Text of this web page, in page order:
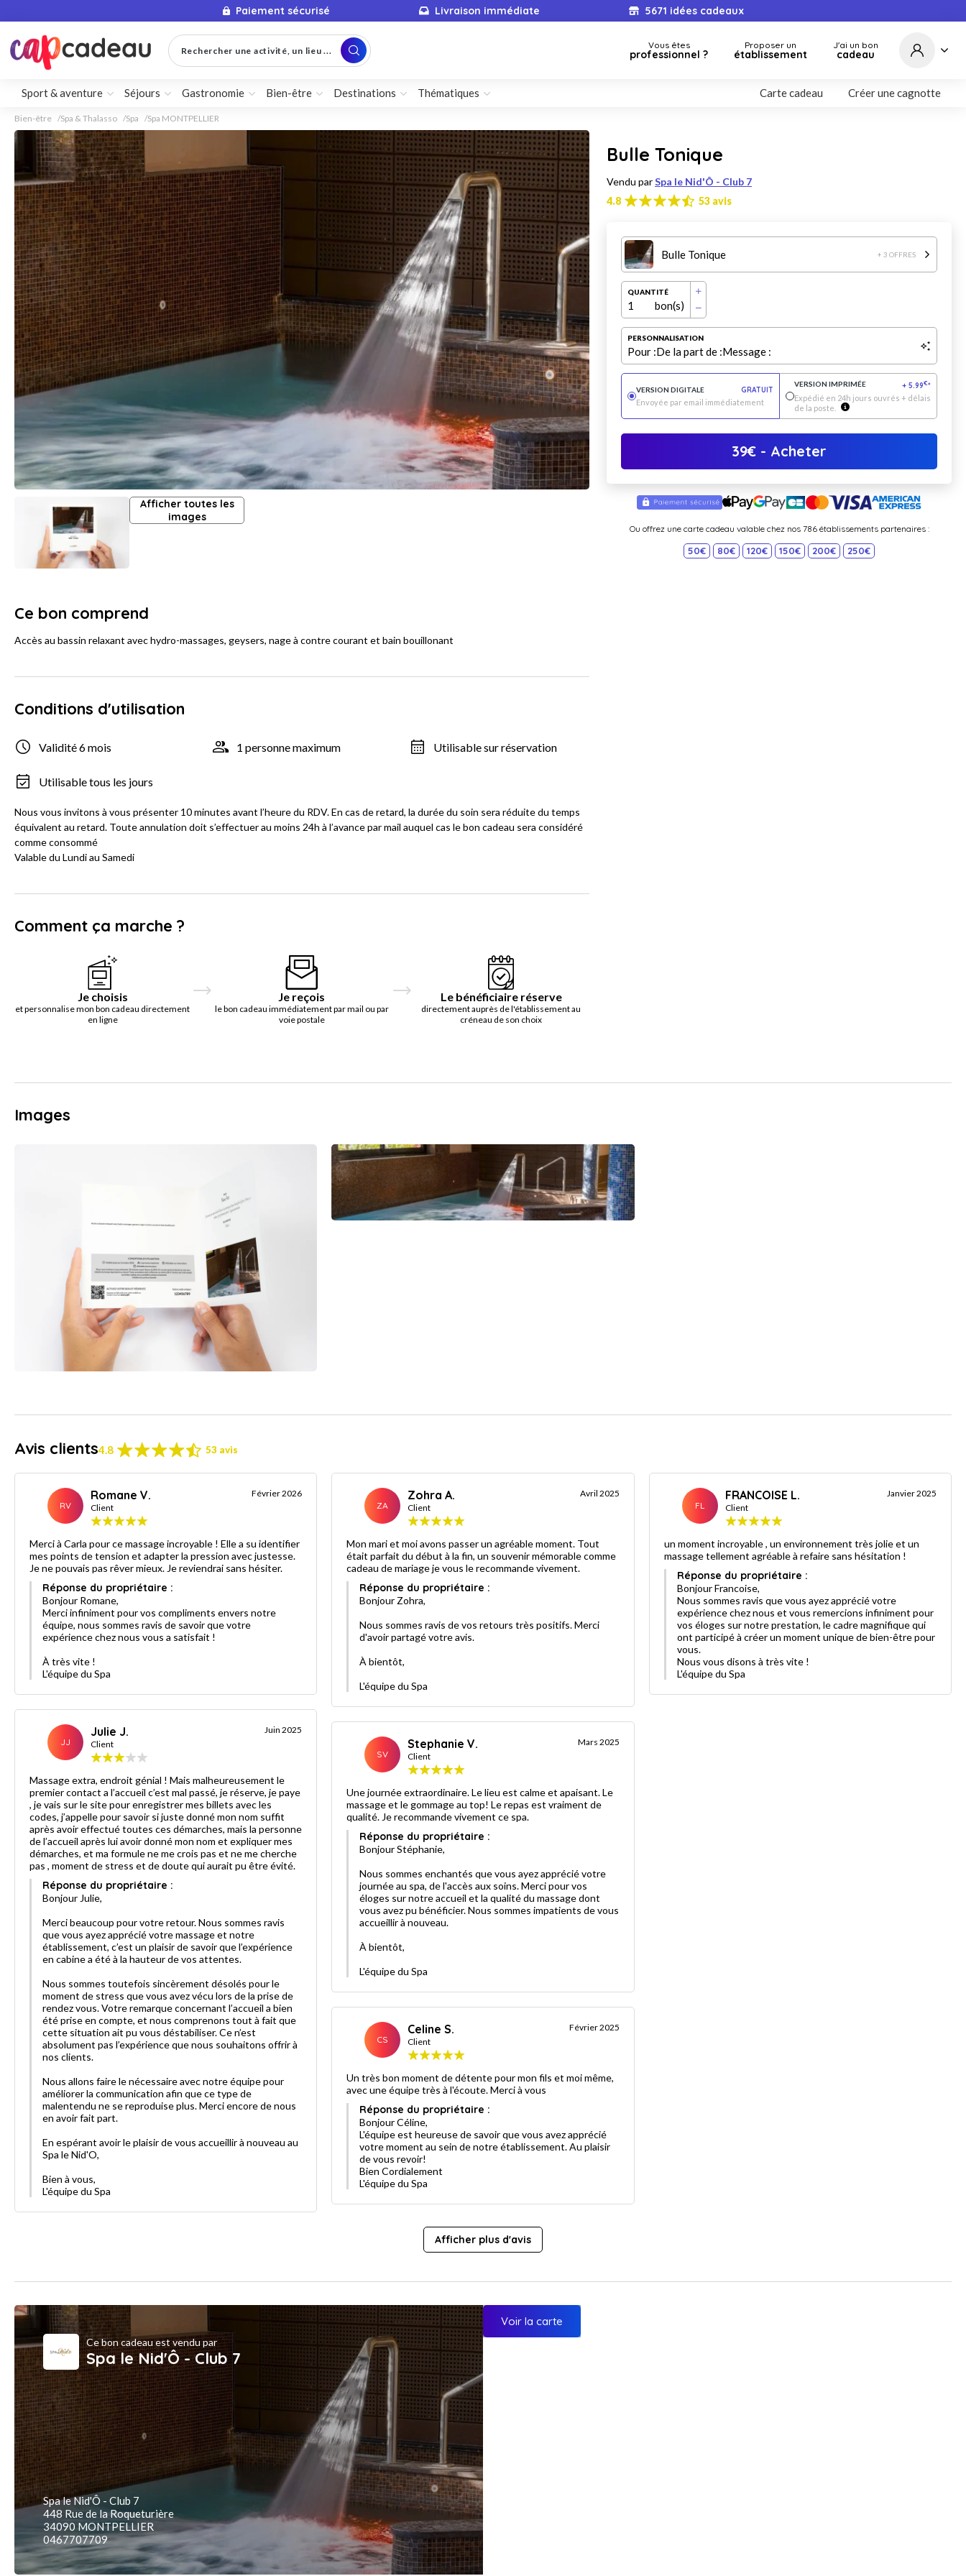
Paiement sécurisé Livraison immédiate 5671 idées cadeaux
Rechercher une activité, un lieu ... Vous êtes
professionnel ?
Proposer un
établissement
J'ai un bon
cadeau
Sport & aventure Séjours Gastronomie Bien-être Destinations Thématiques Carte cadeau Créer une cagnotte
Bien-être Spa & Thalasso Spa Spa MONTPELLIER
Afficher toutes les
images
Bulle Tonique
Vendu parSpa le Nid'Ô - Club 7
4.8
53 avis
Bulle Tonique + 3 OFFRES
QUANTITÉ
1 bon(s)
PERSONNALISATION
Pour :De la part de :Message :
VERSION DIGITALE
GRATUIT
Envoyée par email immédiatement
VERSION IMPRIMÉE + 5.99€*
Expédié en 24h jours ouvrés + délais
de la poste.
39€ - Acheter
Ou offrez une carte cadeau valable chez nos 786 établissements partenaires :
50€ 80€ 120€ 150€ 200€ 250€
Ce bon comprend
Accès au bassin relaxant avec hydro-massages, geysers, nage à contre courant et bain bouillonant
Conditions d'utilisation
Validité 6 mois 1 personne maximum Utilisable sur réservation
Utilisable tous les jours
Nous vous invitons à vous présenter 10 minutes avant l’heure du RDV. En cas de retard, la durée du soin sera réduite du temps
équivalent au retard. Toute annulation doit s’effectuer au moins 24h à l’avance par mail auquel cas le bon cadeau sera considéré
comme consommé
Valable du Lundi au Samedi
Comment ça marche ?
Je choisis
et personnalise mon bon cadeau directement
en ligne
Je reçois
le bon cadeau immédiatement par mail ou par
voie postale
Le bénéficiaire réserve
directement auprès de l'établissement au
créneau de son choix
Images
Avis clients4.8 53 avis
RV
Romane V.
Client
Février 2026
Merci à Carla pour ce massage incroyable ! Elle a su identifier
mes points de tension et adapter la pression avec justesse.
Je ne pouvais pas rêver mieux. Je reviendrai sans hésiter.
Réponse du propriétaire :
Bonjour Romane,
Merci infiniment pour vos compliments envers notre
équipe, nous sommes ravis de savoir que votre
expérience chez nous vous a satisfait !
À très vite !
L'équipe du Spa
JJ
Julie J.
Client
Juin 2025
Massage extra, endroit génial ! Mais malheureusement le
premier contact a l’accueil c’est mal passé, je réserve, je paye
, je vais sur le site pour enregistrer mes billets avec les
codes, j’appelle pour savoir si juste donné mon nom suffit
après avoir effectué toutes ces démarches, mais la personne
de l’accueil après lui avoir donné mon nom et expliquer mes
démarches, et ma formule ne me crois pas et ne me cherche
pas , moment de stress et de doute qui aurait pu être évité.
Réponse du propriétaire :
Bonjour Julie,
Merci beaucoup pour votre retour. Nous sommes ravis
que vous ayez apprécié votre massage et notre
établissement, c’est un plaisir de savoir que l’expérience
en cabine a été à la hauteur de vos attentes.
Nous sommes toutefois sincèrement désolés pour le
moment de stress que vous avez vécu lors de la prise de
rendez vous. Votre remarque concernant l’accueil a bien
été prise en compte, et nous comprenons tout à fait que
cette situation ait pu vous déstabiliser. Ce n’est
absolument pas l’expérience que nous souhaitons offrir à
nos clients.
Nous allons faire le nécessaire avec notre équipe pour
améliorer la communication afin que ce type de
malentendu ne se reproduise plus. Merci encore de nous
en avoir fait part.
En espérant avoir le plaisir de vous accueillir à nouveau au
Spa le Nid'O,
Bien à vous,
L'équipe du Spa
ZA
Zohra A.
Client
Avril 2025
Mon mari et moi avons passer un agréable moment. Tout
était parfait du début à la fin, un souvenir mémorable comme
cadeau de mariage je vous le recommande vivement.
Réponse du propriétaire :
Bonjour Zohra,
Nous sommes ravis de vos retours très positifs. Merci
d'avoir partagé votre avis.
À bientôt,
L'équipe du Spa
SV
Stephanie V.
Client
Mars 2025
Une journée extraordinaire. Le lieu est calme et apaisant. Le
massage et le gommage au top! Le repas est vraiment de
qualité. Je recommande vivement ce spa.
Réponse du propriétaire :
Bonjour Stéphanie,
Nous sommes enchantés que vous ayez apprécié votre
journée au spa, de l'accès aux soins. Merci pour vos
éloges sur notre accueil et la qualité du massage dont
vous avez pu bénéficier. Nous sommes impatients de vous
accueillir à nouveau.
À bientôt,
L'équipe du Spa
CS
Celine S.
Client
Février 2025
Un très bon moment de détente pour mon fils et moi même,
avec une équipe très à l'écoute. Merci à vous
Réponse du propriétaire :
Bonjour Céline,
L'équipe est heureuse de savoir que vous avez apprécié
votre moment au sein de notre établissement. Au plaisir
de vous revoir!
Bien Cordialement
L'équipe du Spa
FL
FRANCOISE L.
Client
Janvier 2025
un moment incroyable , un environnement très jolie et un
massage tellement agréable à refaire sans hésitation !
Réponse du propriétaire :
Bonjour Francoise,
Nous sommes ravis que vous ayez apprécié votre
expérience chez nous et vous remercions infiniment pour
vos éloges sur notre prestation, le cadre magnifique qui
ont participé à créer un moment unique de bien-être pour
vous.
Nous vous disons à très vite !
L'équipe du Spa
Afficher plus d'avis
Ce bon cadeau est vendu par
Spa le Nid'Ô - Club 7
Spa le Nid'Ô - Club 7
448 Rue de la Roqueturière
34090 MONTPELLIER
0467707709
Voir la carte